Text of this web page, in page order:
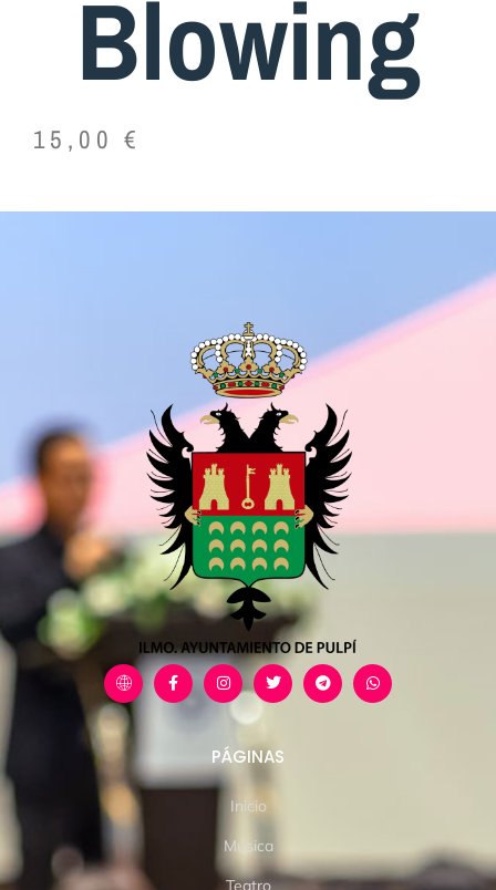
Blowing
15,00€
PÁGINAS
Inicio
Música
Teatro